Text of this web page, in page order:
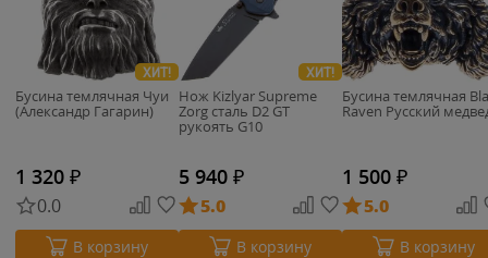
ХИТ!
Бусина темлячная Чуи
(Александр Гагарин)
1 320 ₽
0.0
В корзину
ХИТ!
Нож Kizlyar Supreme
Zorg сталь D2 GT
рукоять G10
5 940 ₽
5.0
В корзину
Бусина темлячная
Raven Русский
1 500 ₽
5.0
В корзину